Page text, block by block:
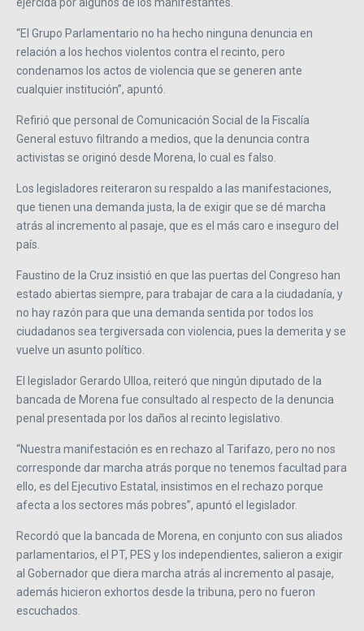
ejercida por algunos de los manifestantes.
“El Grupo Parlamentario no ha hecho ninguna denuncia en
relación a los hechos violentos contra el recinto, pero
condenamos los actos de violencia que se generen ante
cualquier institución”, apuntó.
Refirió que personal de Comunicación Social de la Fiscalía
General estuvo filtrando a medios, que la denuncia contra
activistas se originó desde Morena, lo cual es falso.
Los legisladores reiteraron su respaldo a las manifestaciones,
que tienen una demanda justa, la de exigir que se dé marcha
atrás al incremento al pasaje, que es el más caro e inseguro del
país.
Faustino de la Cruz insistió en que las puertas del Congreso han
estado abiertas siempre, para trabajar de cara a la ciudadanía, y
no hay razón para que una demanda sentida por todos los
ciudadanos sea tergiversada con violencia, pues la demerita y se
vuelve un asunto político.
El legislador Gerardo Ulloa, reiteró que ningún diputado de la
bancada de Morena fue consultado al respecto de la denuncia
penal presentada por los daños al recinto legislativo.
“Nuestra manifestación es en rechazo al Tarifazo, pero no nos
corresponde dar marcha atrás porque no tenemos facultad para
ello, es del Ejecutivo Estatal, insistimos en el rechazo porque
afecta a los sectores más pobres”, apuntó el legislador.
Recordó que la bancada de Morena, en conjunto con sus aliados
parlamentarios, el PT, PES y los independientes, salieron a exigir
al Gobernador que diera marcha atrás al incremento al pasaje,
además hicieron exhortos desde la tribuna, pero no fueron
escuchados.